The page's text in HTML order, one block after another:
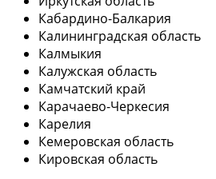
Кабардино-Балкария
Калининградская область
Калмыкия
Калужская область
Камчатский край
Карачаево-Черкесия
Карелия
Кемеровская область
Кировская область